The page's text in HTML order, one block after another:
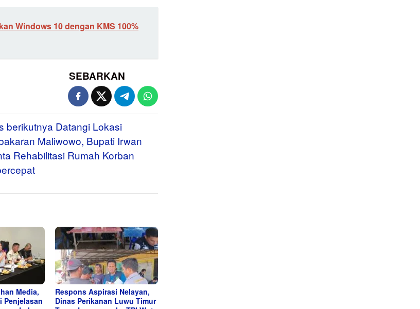
Windows 10 dengan KMS 100%
SEBARKAN
berikutnya Datangi Lokasi
Maliwowo, Bupati Irwan
Rehabilitasi Rumah Korban
Media,
Penjelasan
Respons Aspirasi Nelayan,
Dinas Perikanan Luwu Timur